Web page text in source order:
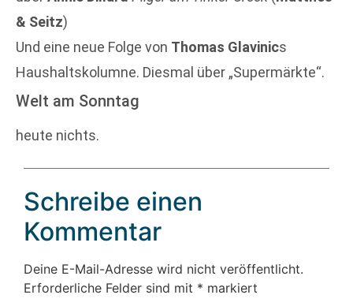
& Seitz)
Und eine neue Folge von Thomas Glavinics
Haushaltskolumne. Diesmal über „Supermärkte“.
Welt am Sonntag
heute nichts.
Schreibe einen
Kommentar
Deine E-Mail-Adresse wird nicht veröffentlicht.
Erforderliche Felder sind mit * markiert